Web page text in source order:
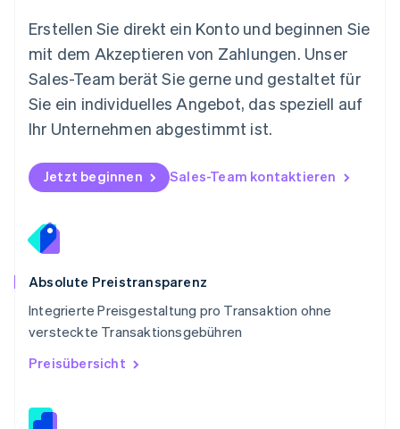
Erstellen Sie direkt ein Konto und beginnen Sie
mit dem Akzeptieren von Zahlungen. Unser
Sales-Team berät Sie gerne und gestaltet für
Sie ein individuelles Angebot, das speziell auf
Ihr Unternehmen abgestimmt ist.
Jetzt beginnen Sales-Team kontaktieren
Absolute Preistransparenz
Integrierte Preisgestaltung pro Transaktion ohne
versteckte Transaktionsgebühren
Preisübersicht
Österreich
Polen
English
Portugal
Português English
Rumänien
Schweden
Svenska English
Deutsch
Singapur
English
Slowakei
Slowenien
EnglishItaliano
Sonderverwaltungsregion Hongkong,
Spanien